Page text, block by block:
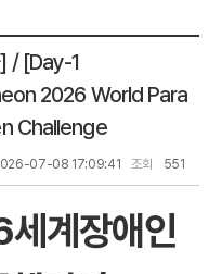
] / [Day-1
2026 World Para
Challenge
07-08 17:09:41 조회 551
계장애인